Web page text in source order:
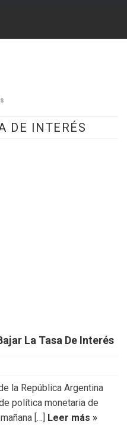
DE INTERÉS
La Tasa De Interés
la República Argentina
política monetaria de
[…] Leer más »